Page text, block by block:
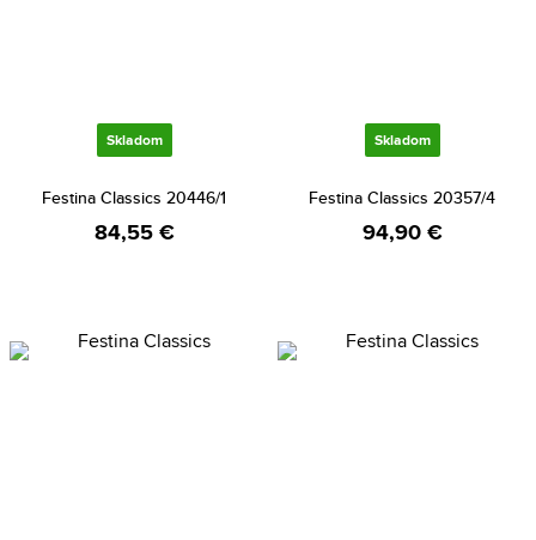
Skladom
Festina Classics 20446/1
84,55 €
Skladom
Festina Classics 20357/4
94,90 €